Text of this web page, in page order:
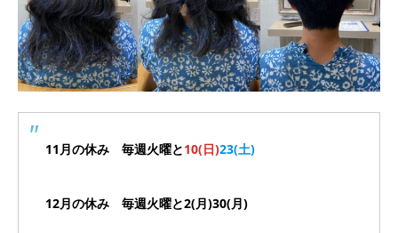
11月の休み 毎週火曜と10(日)23(土)
12月の休み 毎週火曜と2(月)30(月)